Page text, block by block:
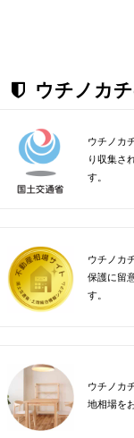
ウチノカ
ウチノカ
り収集さ
す。
ウチノカ
保護に留
す。
ウチノカ
地相場を